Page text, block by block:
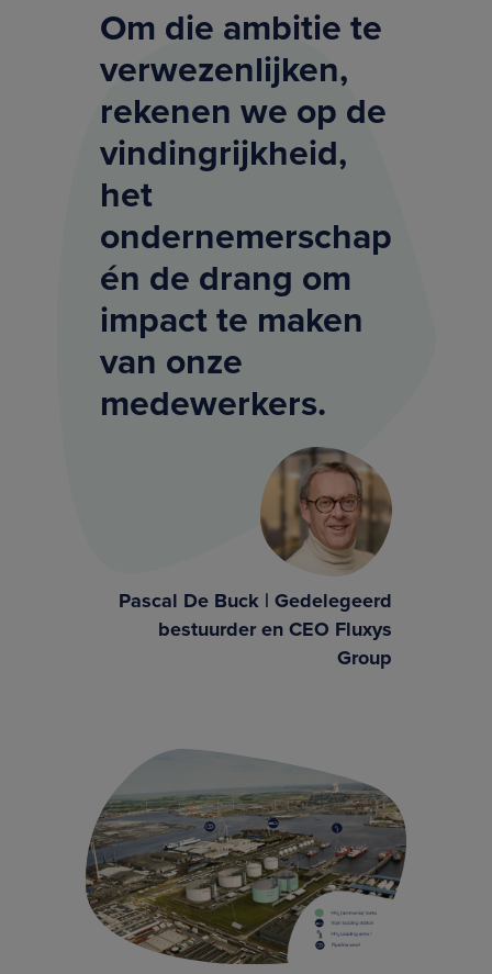
Om die ambitie te
verwezenlijken,
rekenen we op de
vindingrijkheid,
het
ondernemerschap
én de drang om
impact te maken
van onze
medewerkers.
Pascal De Buck | Gedelegeerd
bestuurder en CEO Fluxys
Group